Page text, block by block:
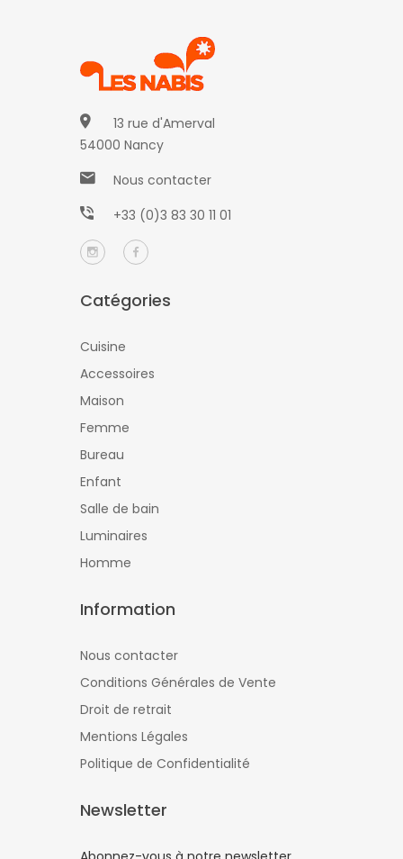
13 rue d'Amerval
54000 Nancy
Nous contacter
+33 (0)3 83 30 11 01
Catégories
Cuisine
Accessoires
Maison
Femme
Bureau
Enfant
Salle de bain
Luminaires
Homme
Information
Nous contacter
Conditions Générales de Vente
Droit de retrait
Mentions Légales
Politique de Confidentialité
Newsletter